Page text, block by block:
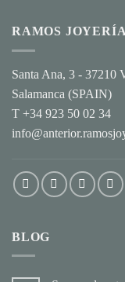
RAMOS JOYERÍA
Santa Ana, 3 - 37210
Salamanca (SPAIN)
T +34 923 50 02 34
BLOG